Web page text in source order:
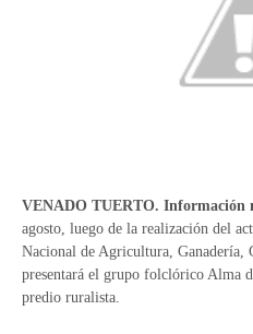
VENADO TUERTO. Información
agosto, luego de la realización del
Nacional de Agricultura, Ganadería,
presentará el grupo folclórico Alma
predio ruralista.